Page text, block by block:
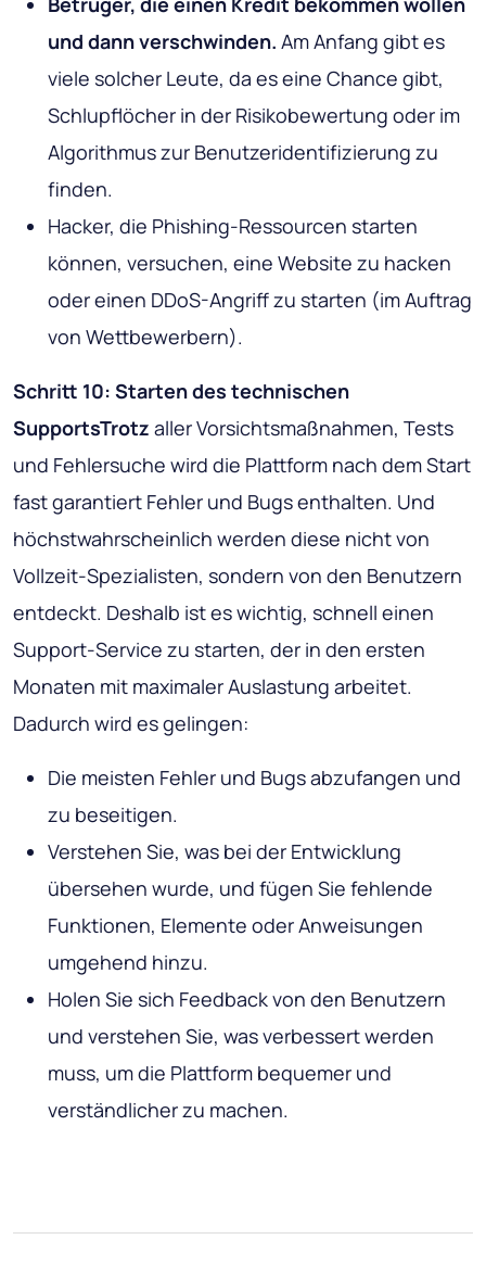
und dann verschwinden. Am Anfang gibt es
viele solcher Leute, da es eine Chance gibt,
Schlupflöcher in der Risikobewertung oder im
Algorithmus zur Benutzeridentifizierung zu
finden.
Hacker, die Phishing-Ressourcen starten
können, versuchen, eine Website zu hacken
oder einen DDoS-Angriff zu starten (im Auftrag
von Wettbewerbern).
Schritt 10: Starten des technischen
SupportsTrotz aller Vorsichtsmaßnahmen, Tests
und Fehlersuche wird die Plattform nach dem Start
fast garantiert Fehler und Bugs enthalten. Und
höchstwahrscheinlich werden diese nicht von
Vollzeit-Spezialisten, sondern von den Benutzern
entdeckt. Deshalb ist es wichtig, schnell einen
Support-Service zu starten, der in den ersten
Monaten mit maximaler Auslastung arbeitet.
Dadurch wird es gelingen:
Die meisten Fehler und Bugs abzufangen und
zu beseitigen.
Verstehen Sie, was bei der Entwicklung
übersehen wurde, und fügen Sie fehlende
Funktionen, Elemente oder Anweisungen
umgehend hinzu.
Holen Sie sich Feedback von den Benutzern
und verstehen Sie, was verbessert werden
muss, um die Plattform bequemer und
verständlicher zu machen.